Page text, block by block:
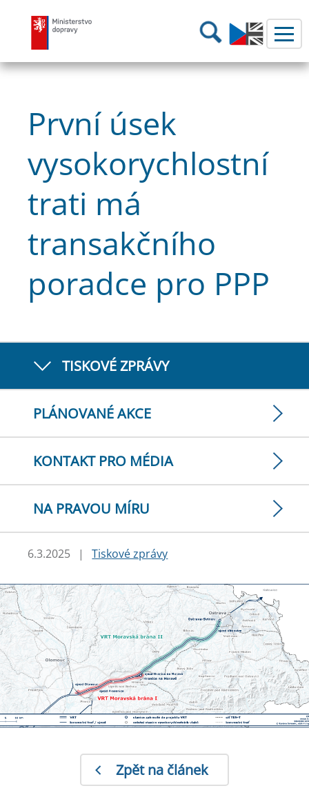
Ministerstvo dopravy Hledání
První úsek
vysokorychlostní
trati má
transakčního
poradce pro PPP
TISKOVÉ ZPRÁVY
PLÁNOVANÉ AKCE
KONTAKT PRO MÉDIA
NA PRAVOU MÍRU
6.3.2025 | Tiskové zprávy
Zpět na článek